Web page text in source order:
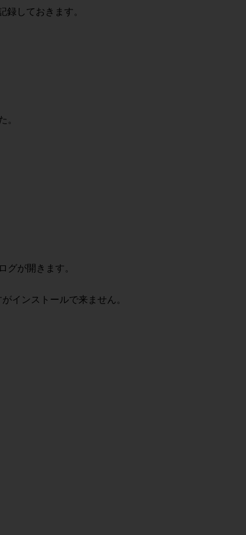
しておきます。
。
グが開きます。
インストールで来ません。